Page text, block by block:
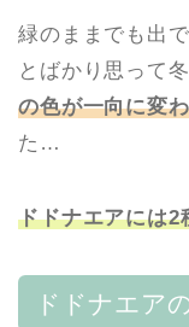
緑のままでも出
とばかり思って
の色が一向に変
た…
ドドナエアには2
ドドナエア